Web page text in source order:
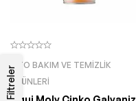
Filtreler
OTO BAKIM VE TEMIZLIK
ÜRÜNLERI